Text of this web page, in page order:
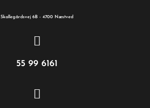
Skallegårdsvej 6B - 4700 Næstved
55 99 6161